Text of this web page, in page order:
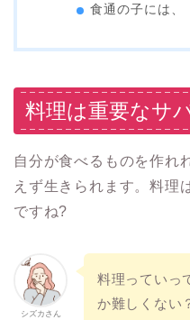
食通の子には、
料理は重要なサ
自分が食べるものを作れ
えず生きられます。料理
ですね?
シズカさん
料理っていっ
か難しくない